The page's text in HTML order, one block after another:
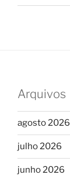
Arquivos
agosto 2026
julho 2026
junho 2026